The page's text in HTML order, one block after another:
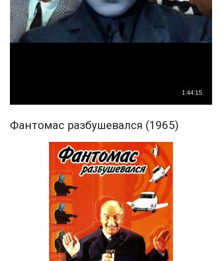
Фантомас разбушевался (1965)